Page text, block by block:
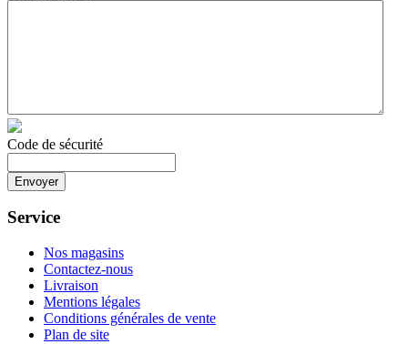
Code de sécurité
Service
Nos magasins
Contactez-nous
Livraison
Mentions légales
Conditions générales de vente
Plan de site